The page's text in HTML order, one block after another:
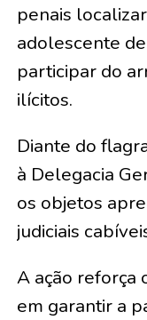
penais
adolescente
participar do
ilícitos.
Diante do
à Delegacia
os objetos
judiciais
A ação reforça
em garantir a